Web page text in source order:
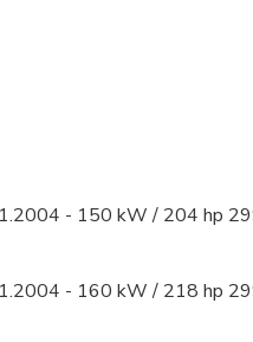
- 150 kW / 204 hp
- 160 kW / 218 hp